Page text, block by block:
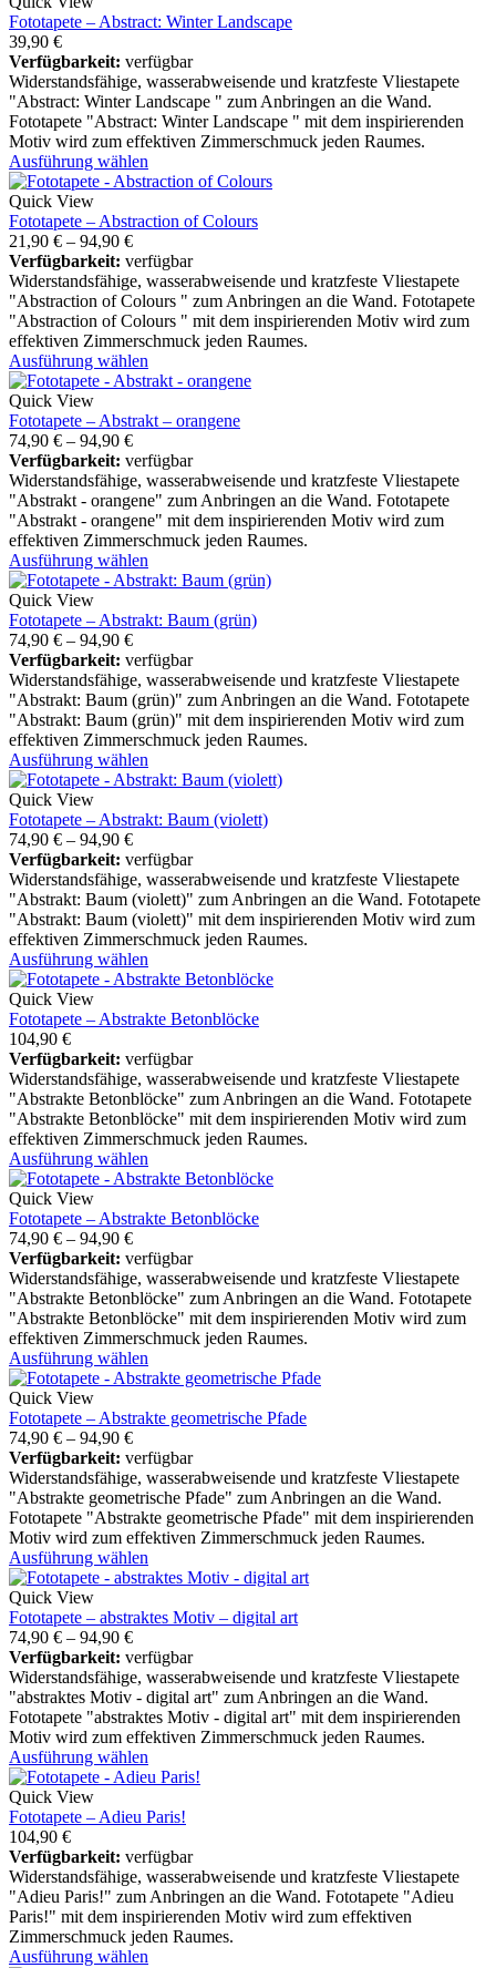
Fototapete – Abstract: Winter Landscape
39,90 €
Verfügbarkeit: verfügbar
Widerstandsfähige, wasserabweisende und kratzfeste Vliestapete
"Abstract: Winter Landscape " zum Anbringen an die Wand.
Fototapete "Abstract: Winter Landscape " mit dem inspirierenden
Motiv wird zum effektiven Zimmerschmuck jeden Raumes.
Ausführung wählen
Quick View
Fototapete – Abstraction of Colours
21,90 € – 94,90 €
Verfügbarkeit: verfügbar
Widerstandsfähige, wasserabweisende und kratzfeste Vliestapete
"Abstraction of Colours " zum Anbringen an die Wand. Fototapete
"Abstraction of Colours " mit dem inspirierenden Motiv wird zum
effektiven Zimmerschmuck jeden Raumes.
Ausführung wählen
Quick View
Fototapete – Abstrakt – orangene
74,90 € – 94,90 €
Verfügbarkeit: verfügbar
Widerstandsfähige, wasserabweisende und kratzfeste Vliestapete
"Abstrakt - orangene" zum Anbringen an die Wand. Fototapete
"Abstrakt - orangene" mit dem inspirierenden Motiv wird zum
effektiven Zimmerschmuck jeden Raumes.
Ausführung wählen
Quick View
Fototapete – Abstrakt: Baum (grün)
74,90 € – 94,90 €
Verfügbarkeit: verfügbar
Widerstandsfähige, wasserabweisende und kratzfeste Vliestapete
"Abstrakt: Baum (grün)" zum Anbringen an die Wand. Fototapete
"Abstrakt: Baum (grün)" mit dem inspirierenden Motiv wird zum
effektiven Zimmerschmuck jeden Raumes.
Ausführung wählen
Quick View
Fototapete – Abstrakt: Baum (violett)
74,90 € – 94,90 €
Verfügbarkeit: verfügbar
Widerstandsfähige, wasserabweisende und kratzfeste Vliestapete
"Abstrakt: Baum (violett)" zum Anbringen an die Wand. Fototapete
"Abstrakt: Baum (violett)" mit dem inspirierenden Motiv wird zum
effektiven Zimmerschmuck jeden Raumes.
Ausführung wählen
Quick View
Fototapete – Abstrakte Betonblöcke
104,90 €
Verfügbarkeit: verfügbar
Widerstandsfähige, wasserabweisende und kratzfeste Vliestapete
"Abstrakte Betonblöcke" zum Anbringen an die Wand. Fototapete
"Abstrakte Betonblöcke" mit dem inspirierenden Motiv wird zum
effektiven Zimmerschmuck jeden Raumes.
Ausführung wählen
Quick View
Fototapete – Abstrakte Betonblöcke
74,90 € – 94,90 €
Verfügbarkeit: verfügbar
Widerstandsfähige, wasserabweisende und kratzfeste Vliestapete
"Abstrakte Betonblöcke" zum Anbringen an die Wand. Fototapete
"Abstrakte Betonblöcke" mit dem inspirierenden Motiv wird zum
effektiven Zimmerschmuck jeden Raumes.
Ausführung wählen
Quick View
Fototapete – Abstrakte geometrische Pfade
74,90 € – 94,90 €
Verfügbarkeit: verfügbar
Widerstandsfähige, wasserabweisende und kratzfeste Vliestapete
"Abstrakte geometrische Pfade" zum Anbringen an die Wand.
Fototapete "Abstrakte geometrische Pfade" mit dem inspirierenden
Motiv wird zum effektiven Zimmerschmuck jeden Raumes.
Ausführung wählen
Quick View
Fototapete – abstraktes Motiv – digital art
74,90 € – 94,90 €
Verfügbarkeit: verfügbar
Widerstandsfähige, wasserabweisende und kratzfeste Vliestapete
"abstraktes Motiv - digital art" zum Anbringen an die Wand.
Fototapete "abstraktes Motiv - digital art" mit dem inspirierenden
Motiv wird zum effektiven Zimmerschmuck jeden Raumes.
Ausführung wählen
Quick View
Fototapete – Adieu Paris!
104,90 €
Verfügbarkeit: verfügbar
Widerstandsfähige, wasserabweisende und kratzfeste Vliestapete
"Adieu Paris!" zum Anbringen an die Wand. Fototapete "Adieu
Paris!" mit dem inspirierenden Motiv wird zum effektiven
Zimmerschmuck jeden Raumes.
Ausführung wählen